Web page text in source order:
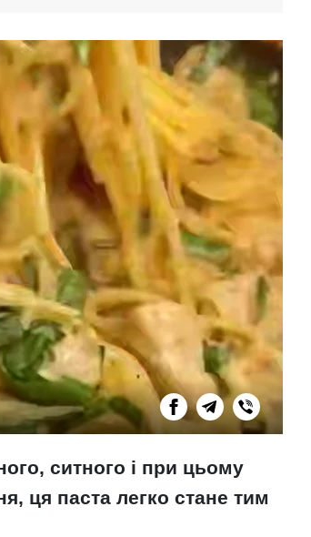
ситного і при цьому
ця паста легко стане тим